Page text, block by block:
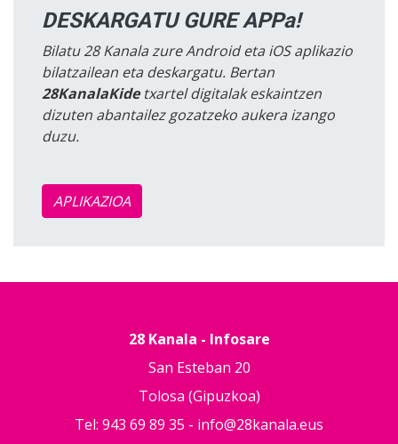
DESKARGATU GURE APPa!
Bilatu 28 Kanala zure Android eta iOS aplikazio
bilatzailean eta deskargatu. Bertan
28KanalaKidetxartel digitalak eskaintzen
dizuten abantailez gozatzeko aukera izango
duzu.
APLIKAZIOA
28 Kanala - Infosare
San Esteban 20
Tolosa (Gipuzkoa)
Tel: 943 69 89 35 - info@28kanala.eus